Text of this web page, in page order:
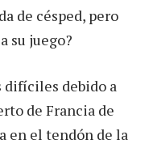
de césped, pero
su juego?
difíciles debido a
de Francia de
en el tendón de la